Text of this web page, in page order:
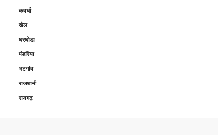
कवर्धा
खेल
घरघोडा़
पंडरिया
भटगांव
राजधानी
रायगढ़